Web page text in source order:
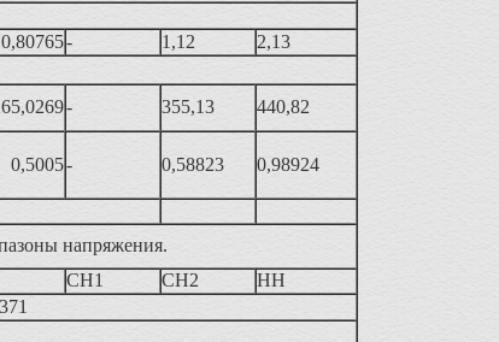
0,80765- 1,12
2,13
- 355,13 440,82
0,5005- 0,58823 0,98924
напряжения.
СН1 СН2
НН